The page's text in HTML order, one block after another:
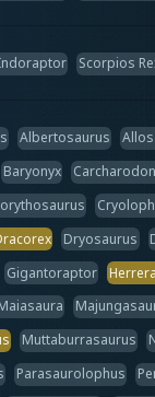
Scorpios
Albertosaurus
Baryonyx
Dryosaurus
Gigantoraptor
Muttaburrasaurus
Parasaurolophus